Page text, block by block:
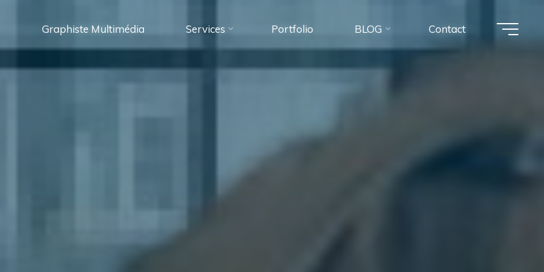
Graphiste Multimédia Services Portfolio BLOG Contact